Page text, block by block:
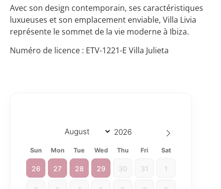
Avec son design contemporain, ses caractéristiques
luxueuses et son emplacement enviable, Villa Livia
représente le sommet de la vie moderne à Ibiza.
Numéro de licence : ETV-1221-E Villa Julieta
Sun Mon Tue Wed Thu Fri Sat
26 27 28 29 30 31 1